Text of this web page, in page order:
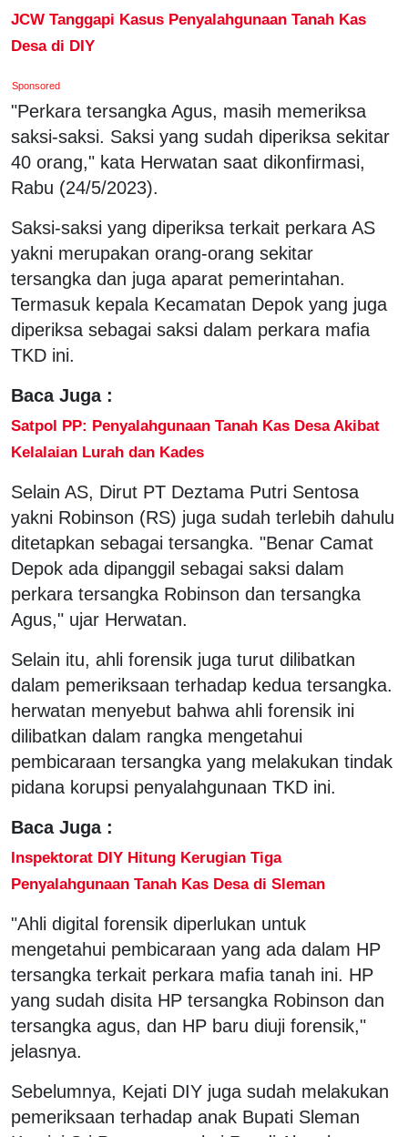
JCW Tanggapi Kasus Penyalahgunaan Tanah Kas
Desa di DIY
Sponsored
"Perkara tersangka Agus, masih memeriksa
saksi-saksi. Saksi yang sudah diperiksa sekitar
40 orang," kata Herwatan saat dikonfirmasi,
Rabu (24/5/2023).
Saksi-saksi yang diperiksa terkait perkara AS
yakni merupakan orang-orang sekitar
tersangka dan juga aparat pemerintahan.
Termasuk kepala Kecamatan Depok yang juga
diperiksa sebagai saksi dalam perkara mafia
TKD ini.
Baca Juga :
Satpol PP: Penyalahgunaan Tanah Kas Desa Akibat
Kelalaian Lurah dan Kades
Selain AS, Dirut PT Deztama Putri Sentosa
yakni Robinson (RS) juga sudah terlebih dahulu
ditetapkan sebagai tersangka. "Benar Camat
Depok ada dipanggil sebagai saksi dalam
perkara tersangka Robinson dan tersangka
Agus," ujar Herwatan.
Selain itu, ahli forensik juga turut dilibatkan
dalam pemeriksaan terhadap kedua tersangka.
herwatan menyebut bahwa ahli forensik ini
dilibatkan dalam rangka mengetahui
pembicaraan tersangka yang melakukan tindak
pidana korupsi penyalahgunaan TKD ini.
Baca Juga :
Inspektorat DIY Hitung Kerugian Tiga
Penyalahgunaan Tanah Kas Desa di Sleman
"Ahli digital forensik diperlukan untuk
mengetahui pembicaraan yang ada dalam HP
tersangka terkait perkara mafia tanah ini. HP
yang sudah disita HP tersangka Robinson dan
tersangka agus, dan HP baru diuji forensik,"
jelasnya.
Sebelumnya, Kejati DIY juga sudah melakukan
pemeriksaan terhadap anak Bupati Sleman